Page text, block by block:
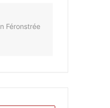
Féronstrée